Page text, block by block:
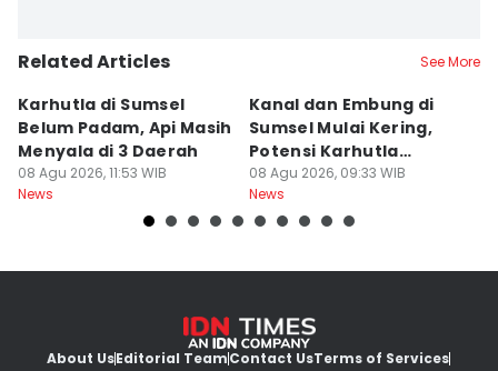
Related Articles See More
Karhutla di Sumsel
Belum Padam, Api Masih
Menyala di 3 Daerah
08 Agu 2026, 11:53 WIB
News
Kanal dan Embung di
Sumsel Mulai Kering,
Potensi Karhutla
Meningkat
08 Agu 2026, 09:33 WIB
News
About UsEditorial TeamContact UsTerms of Services